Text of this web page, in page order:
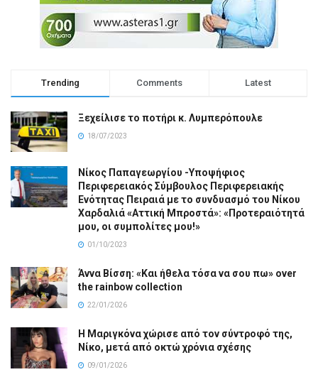
Trending Comments Latest
Ξεχείλισε το ποτήρι κ. Λυμπερόπουλε
18/07/2023
Νίκος Παπαγεωργίου -Υποψήφιος
Περιφερειακός Σύμβουλος Περιφερειακής
Ενότητας Πειραιά με το συνδυασμό του Νίκου
Χαρδαλιά «Αττική Μπροστά»: «Προτεραιότητά
μου, οι συμπολίτες μου!»
01/10/2023
Άννα Βίσση: «Και ήθελα τόσα να σου πω» over
the rainbow collection
22/01/2026
Η Μαριγκόνα χώρισε από τον σύντροφό της,
Νίκο, μετά από οκτώ χρόνια σχέσης
09/01/2026